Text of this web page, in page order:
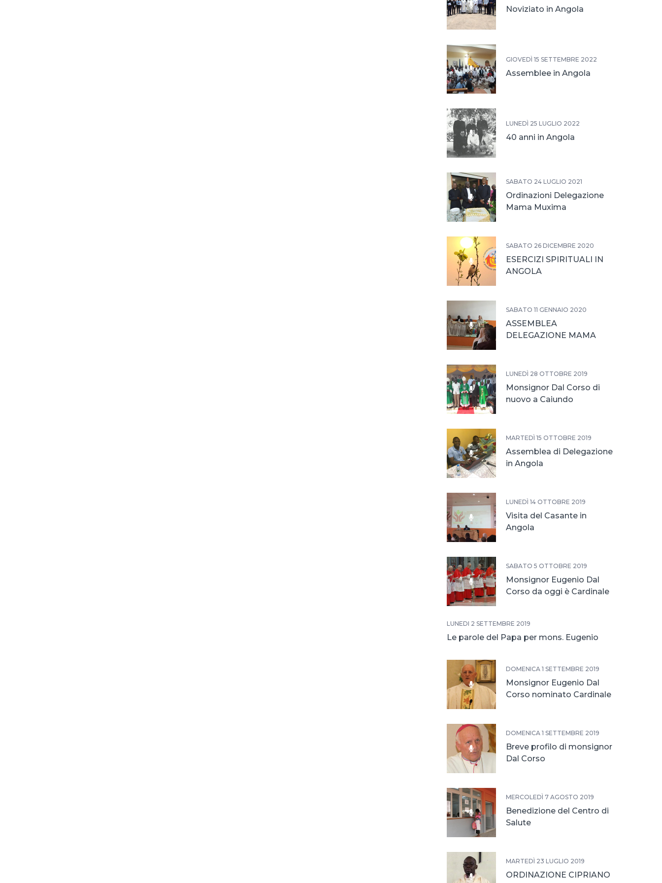
Noviziato in Angola
GIOVEDÌ 15 SETTEMBRE 2022
Assemblee in Angola
LUNEDÌ 25 LUGLIO 2022
40 anni in Angola
SABATO 24 LUGLIO 2021
Ordinazioni Delegazione
Mama Muxima
SABATO 26 DICEMBRE 2020
ESERCIZI SPIRITUALI IN
ANGOLA
SABATO 11 GENNAIO 2020
ASSEMBLEA
DELEGAZIONE MAMA
LUNEDÌ 28 OTTOBRE 2019
Monsignor Dal Corso di
nuovo a Caiundo
MARTEDÌ 15 OTTOBRE 2019
Assemblea di Delegazione
in Angola
LUNEDÌ 14 OTTOBRE 2019
Visita del Casante in
Angola
SABATO 5 OTTOBRE 2019
Monsignor Eugenio Dal
Corso da oggi è Cardinale
LUNEDÌ 2 SETTEMBRE 2019
Le parole del Papa per mons. Eugenio
DOMENICA 1 SETTEMBRE 2019
Monsignor Eugenio Dal
Corso nominato Cardinale
DOMENICA 1 SETTEMBRE 2019
Breve profilo di monsignor
Dal Corso
MERCOLEDÌ 7 AGOSTO 2019
Benedizione del Centro di
Salute
MARTEDÌ 23 LUGLIO 2019
ORDINAZIONE CIPRIANO